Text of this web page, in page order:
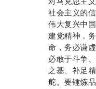
社会主义的
伟大复兴中
建党精神，
命，务必谦
必敢于斗争
之基、补足
舵。要锤炼